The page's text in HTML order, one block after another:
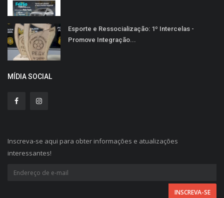
Esporte e Ressocialização: 1º Intercelas -
Promove Integração...
MÍDIA SOCIAL
Inscreva-se aqui para obter informações e atualizações
interessantes!